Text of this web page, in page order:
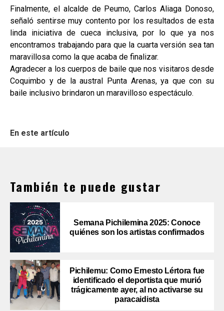
Finalmente, el alcalde de Peumo, Carlos Aliaga Donoso,
señaló sentirse muy contento por los resultados de esta
linda iniciativa de cueca inclusiva, por lo que ya nos
encontramos trabajando para que la cuarta versión sea tan
maravillosa como la que acaba de finalizar.
Agradecer a los cuerpos de baile que nos visitaros desde
Coquimbo y de la austral Punta Arenas, ya que con su
baile inclusivo brindaron un maravilloso espectáculo.
En este artículo
También te puede gustar
Semana Pichilemina 2025: Conoce
quiénes son los artistas confirmados
Pichilemu: Como Ernesto Lértora fue
identificado el deportista que murió
trágicamente ayer, al no activarse su
paracaidista